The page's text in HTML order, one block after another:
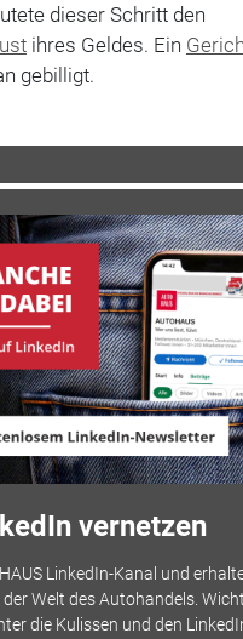
dieser Schritt den
ihres Geldes. Ein
gebilligt.
vernetzen
LinkedIn-Kanal und
Welt des Autohandels.
die Kulissen und den